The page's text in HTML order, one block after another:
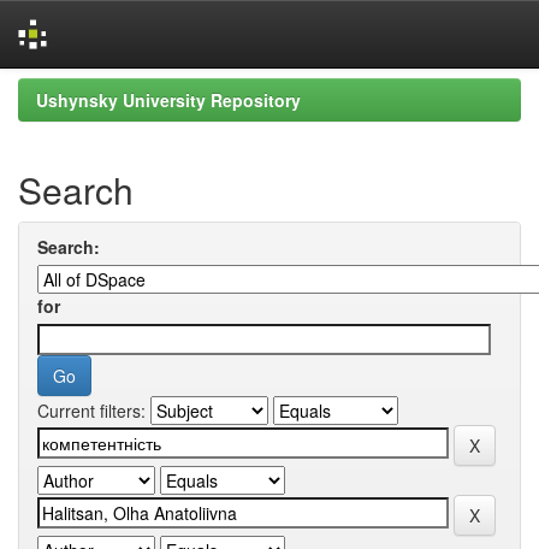
Skip
navigation
Ushynsky University Repository
Search
Search:
for
Current filters: